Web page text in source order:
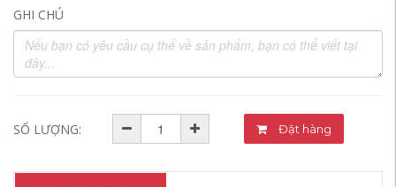
GHI CHÚ
SỐ LƯỢNG: Đặt hàng